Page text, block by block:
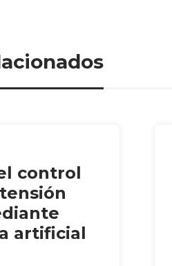
control
artificial